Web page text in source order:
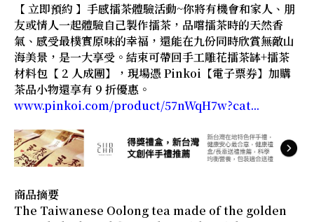
【 立即預約 】手感擂茶體驗活動~你將有機會和家人、朋
友或情人一起體驗自己製作擂茶，品嚐擂茶時的天然香
氣、感受最樸實原味的幸福，還能在九份同時欣賞無敵山
海美景，是一大享受。結束可帶回手工雕花擂茶缽+擂茶
材料包【 2 人成團】，現場憑 Pinkoi【電子票券】加購
茶品小物還享有 9 折優惠。
www.pinkoi.com/product/57nWqH7w?cat...
商品摘要
The Taiwanese Oolong tea made of the golden